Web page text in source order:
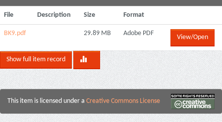
File Description Size Format
ΒΚ9.pdf 29.89 MB Adobe PDF
View/Open
Show full item record
This item is licensed under a Creative Commons License